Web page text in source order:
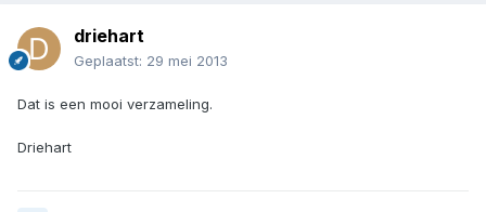
driehart
Geplaatst: 29 mei 2013
Dat is een mooi verzameling.
Driehart